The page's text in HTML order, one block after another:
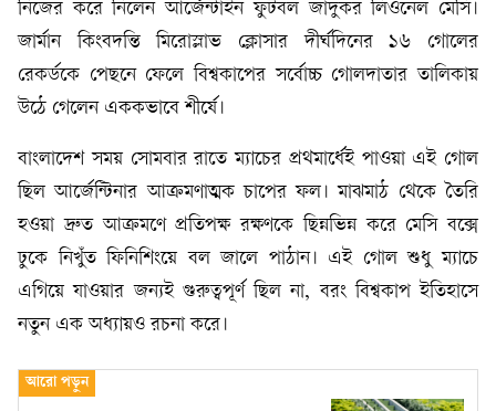
নিজের করে নিলেন আর্জেন্টাইন ফুটবল জাদুকর লিওনেল মেসি।
জার্মান কিংবদন্তি মিরোস্লাভ ক্লোসার দীর্ঘদিনের ১৬ গোলের
রেকর্ডকে পেছনে ফেলে বিশ্বকাপের সর্বোচ্চ গোলদাতার তালিকায়
উঠে গেলেন এককভাবে শীর্ষে।
বাংলাদেশ সময় সোমবার রাতে ম্যাচের প্রথমার্ধেই পাওয়া এই গোল
ছিল আর্জেন্টিনার আক্রমণাত্মক চাপের ফল। মাঝমাঠ থেকে তৈরি
হওয়া দ্রুত আক্রমণে প্রতিপক্ষ রক্ষণকে ছিন্নভিন্ন করে মেসি বক্সে
ঢুকে নিখুঁত ফিনিশিংয়ে বল জালে পাঠান। এই গোল শুধু ম্যাচে
এগিয়ে যাওয়ার জন্যই গুরুত্বপূর্ণ ছিল না, বরং বিশ্বকাপ ইতিহাসে
নতুন এক অধ্যায়ও রচনা করে।